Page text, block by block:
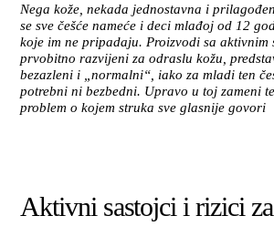
Nega kože, nekada jednostavna i
se sve češće nameće i deci mlađoj od 12
koje im ne pripadaju. Proizvodi sa aktivnim
prvobitno razvijeni za odraslu kožu,
bezazleni i „normalni“, iako za mladi ten
potrebni ni bezbedni. Upravo u toj zameni
problem o kojem struka sve glasnije govori
Aktivni sastojci i rizici